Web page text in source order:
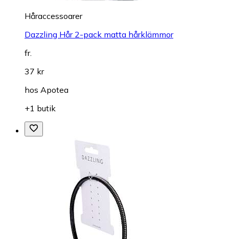
Håraccessoarer
Dazzling Hår 2-pack matta hårklämmor
fr.
37 kr
hos Apotea
+1 butik